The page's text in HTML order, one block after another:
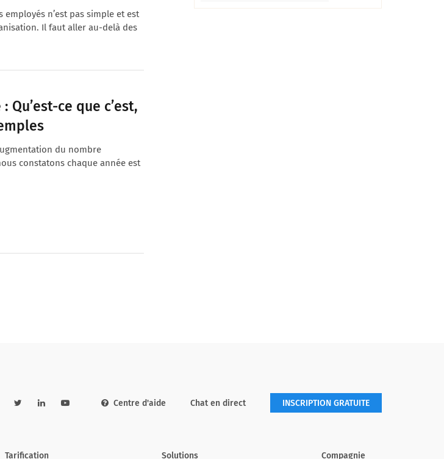
employés n’est pas simple et est
Il faut aller au-delà des
Qu’est-ce que c’est,
du nombre
constatons chaque année est
Centre d'aide Chat en direct INSCRIPTION GRATUITE
Tarification Solutions Compagnie